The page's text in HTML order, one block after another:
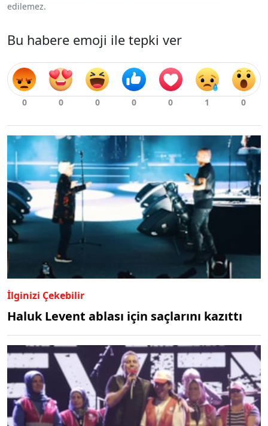
edilemez.
Bu habere emoji ile tepki ver
İlginizi Çekebilir
Haluk Levent ablası için saçlarını kazıttı